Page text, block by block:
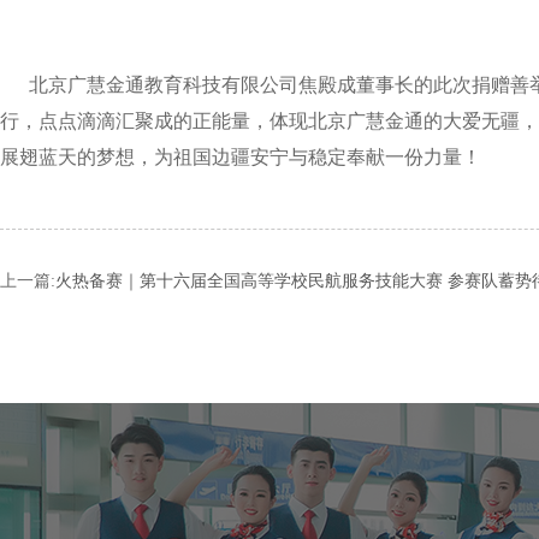
北京广慧金通教育科技有限公司焦殿成董事长的此次捐赠善
行，点点滴滴汇聚成的正能量，体现北京广慧金通的大爱无疆
展翅蓝天的梦想，为祖国边疆安宁与稳定奉献一份力量！
上一篇:火热备赛｜第十六届全国高等学校民航服务技能大赛 参赛队蓄势